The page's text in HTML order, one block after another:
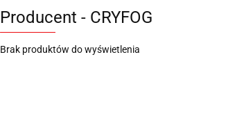
Producent - CRYFOG
Brak produktów do wyświetlenia